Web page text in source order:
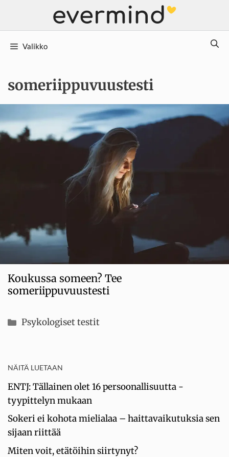
Valikko
someriippuvuustesti
Koukussa someen? Tee
someriippuvuustesti
Kategoriat
Psykologiset testit
NÄITÄ LUETAAN
ENTJ: Tällainen olet 16 persoonallisuutta -
tyypittelyn mukaan
Sokeri ei kohota mielialaa – haittavaikutuksia sen
sijaan riittää
Miten voit, etätöihin siirtynyt?